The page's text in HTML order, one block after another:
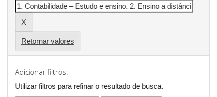
Retornar valores
Adicionar filtros:
Utilizar filtros para refinar o resultado de busca.